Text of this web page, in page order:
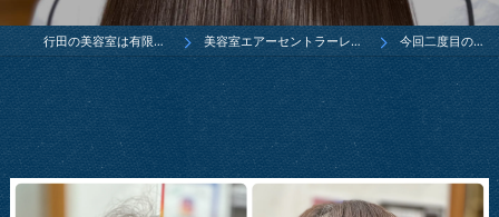
行田の美容室は有限会社ウエダ 美容室エアーセントラーレ行田店ブログ 今回二度目のクセス…